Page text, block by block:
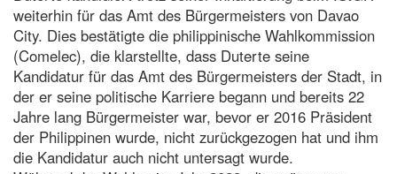
weiterhin für das Amt des Bürgermeisters von Davao
City. Dies bestätigte die philippinische Wahlkommission
(Comelec), die klarstellte, dass Duterte seine
Kandidatur für das Amt des Bürgermeisters der Stadt, in
der er seine politische Karriere begann und bereits 22
Jahre lang Bürgermeister war, bevor er 2016 Präsident
der Philippinen wurde, nicht zurückgezogen hat und ihm
die Kandidatur auch nicht untersagt wurde.